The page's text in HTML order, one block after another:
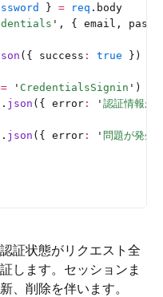
} = req .body
' , { email,
({ success : true })
' CredentialsSignin ' ) {
json ({ error : ' 認証情報が
json ({ error : ' 問題が発生
証状態がリクエスト全
します。セッションま
、削除を伴います。